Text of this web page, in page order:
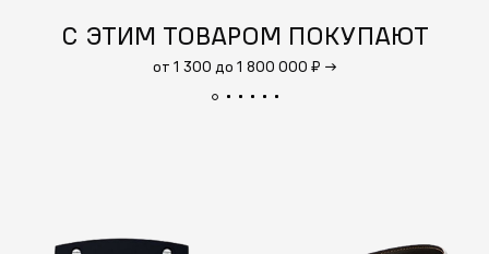
С ЭТИМ ТОВАРОМ ПОКУПАЮТ
от 1 300 до 1 800 000 ₽ →